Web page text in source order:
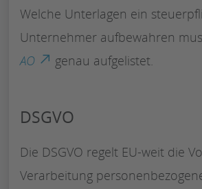
Welche Unterlagen ein
Unternehmer aufbewahren
AO
genau aufgelistet.
DSGVO
Die DSGVO regelt EU-weit die
Verarbeitung